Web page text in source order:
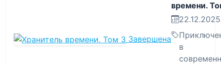
Завершена
времени.
22.12.2025
в